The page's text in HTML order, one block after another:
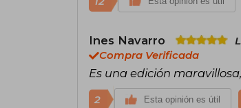
Ines Navarro
Compra Verificada
Es una edición
2 Esta opinión es útil